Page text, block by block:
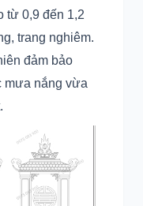
từ 0,9 đến 1,2
trang nghiêm.
đảm bảo
mưa nắng vừa